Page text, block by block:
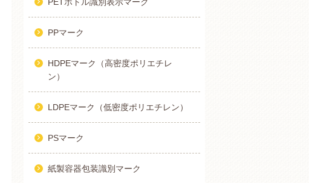
PPマーク
HDPEマーク（高密度ポリエチレ
ン）
LDPEマーク（低密度ポリエチレン）
PSマーク
紙製容器包装識別マーク